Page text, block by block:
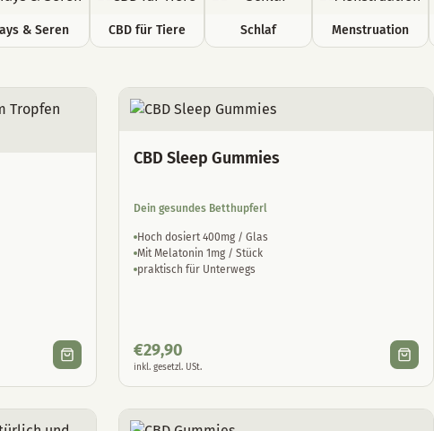
& Seren CBD für Tiere Schlaf Menstruation
CBD Sleep Gummies
Dein gesundes Betthupferl
Hoch dosiert 400mg / Glas
Mit Melatonin 1mg / Stück
praktisch für Unterwegs
€29,90
inkl. gesetzl. USt.